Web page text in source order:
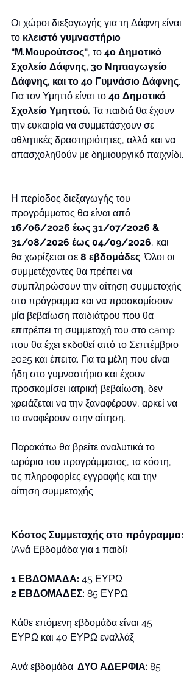
Οι χώροι διεξαγωγής για τη Δάφνη είναι
το κλειστό γυμναστήριο
"Μ.Μουρούτσος", το 4ο Δημοτικό
Σχολείο Δάφνης, 3ο Νηπιαγωγείο
Δάφνης, και το 4ο Γυμνάσιο Δάφνης.
Για τον Υμηττό είναι το 4ο Δημοτικό
Σχολείο Υμηττού. Τα παιδιά θα έχουν
την ευκαιρία να συμμετάσχουν σε
αθλητικές δραστηριότητες, αλλά και να
απασχοληθούν με δημιουργικό παιχνίδι.
Η περίοδος διεξαγωγής του
προγράμματος θα είναι από
16/06/2026 έως 31/07/2026 &
31/08/2026 έως 04/09/2026, και
θα χωρίζεται σε 8 εβδομάδες. Όλοι οι
συμμετέχοντες θα πρέπει να
συμπληρώσουν την αίτηση συμμετοχής
στο πρόγραμμα και να προσκομίσουν
μία βεβαίωση παιδιάτρου που θα
επιτρέπει τη συμμετοχή του στο camp
που θα έχει εκδοθεί από το Σεπτέμβριο
2025 και έπειτα. Για τα μέλη που είναι
ήδη στο γυμναστήριο και έχουν
προσκομίσει ιατρική βεβαίωση, δεν
χρειάζεται να την ξαναφέρουν, αρκεί να
το αναφέρουν στην αίτηση.
Παρακάτω θα βρείτε αναλυτικά το
ωράριο του προγράμματος, τα κόστη,
τις πληροφορίες εγγραφής και την
αίτηση συμμετοχής.
Κόστος Συμμετοχής στο πρόγραμμα:
(Ανά Εβδομάδα για 1 παιδί)
1 ΕΒΔΟΜΑΔΑ: 45 ΕΥΡΩ
2 ΕΒΔΟΜΑΔΕΣ: 85 ΕΥΡΩ
Κάθε επόμενη εβδομάδα είναι 45
ΕΥΡΩ και 40 ΕΥΡΩ εναλλάξ.
Ανά εβδομάδα: ΔΥΟ ΑΔΕΡΦΙΑ: 85